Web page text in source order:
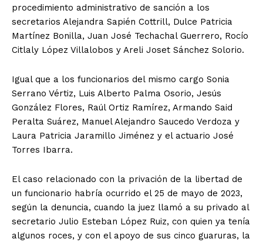
procedimiento administrativo de sanción a los
secretarios Alejandra Sapién Cottrill, Dulce Patricia
Martínez Bonilla, Juan José Techachal Guerrero, Rocío
Citlaly López Villalobos y Areli Joset Sánchez Solorio.
Igual que a los funcionarios del mismo cargo Sonia
Serrano Vértiz, Luis Alberto Palma Osorio, Jesús
González Flores, Raúl Ortiz Ramírez, Armando Said
Peralta Suárez, Manuel Alejandro Saucedo Verdoza y
Laura Patricia Jaramillo Jiménez y el actuario José
Torres Ibarra.
El caso relacionado con la privación de la libertad de
un funcionario habría ocurrido el 25 de mayo de 2023,
según la denuncia, cuando la juez llamó a su privado al
secretario Julio Esteban López Ruiz, con quien ya tenía
algunos roces, y con el apoyo de sus cinco guaruras, la